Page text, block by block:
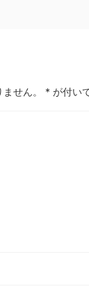
せん。 * が付い